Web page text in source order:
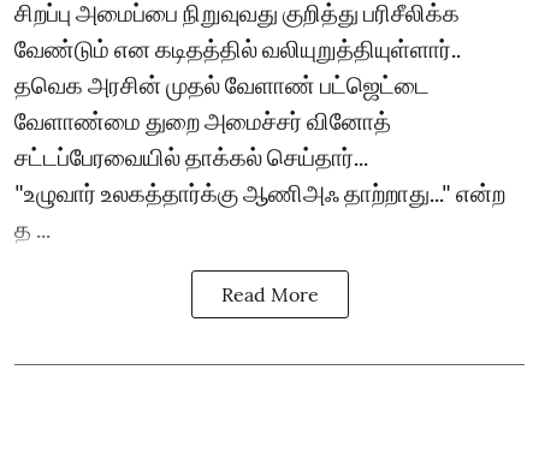
சிறப்பு அமைப்பை நிறுவுவது குறித்து பரிசீலிக்க
வேண்டும் என கடிதத்தில் வலியுறுத்தியுள்ளார்..
தவெக அரசின் முதல் வேளாண் பட்ஜெட்டை
வேளாண்மை துறை அமைச்சர் வினோத்
சட்டப்பேரவையில் தாக்கல் செய்தார்...
"உழுவார் உலகத்தார்க்கு ஆணிஅஃ தாற்றாது..." என்ற
த ...
Read More